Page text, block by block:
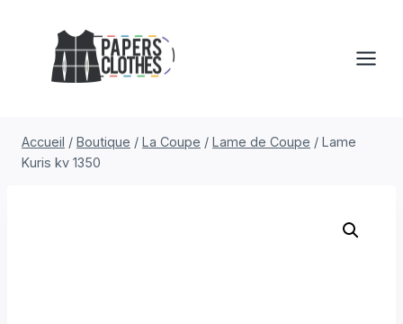
contenu
Accueil / Boutique / La Coupe / Lame de Coupe / Lame
Kuris kv 1350